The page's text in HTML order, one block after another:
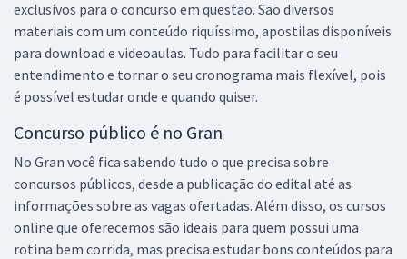
exclusivos para o concurso em questão. São diversos
materiais com um conteúdo riquíssimo, apostilas disponíveis
para download e videoaulas. Tudo para facilitar o seu
entendimento e tornar o seu cronograma mais flexível, pois
é possível estudar onde e quando quiser.
Concurso público é no Gran
No Gran você fica sabendo tudo o que precisa sobre
concursos públicos, desde a publicação do edital até as
informações sobre as vagas ofertadas. Além disso, os cursos
online que oferecemos são ideais para quem possui uma
rotina bem corrida, mas precisa estudar bons conteúdos para